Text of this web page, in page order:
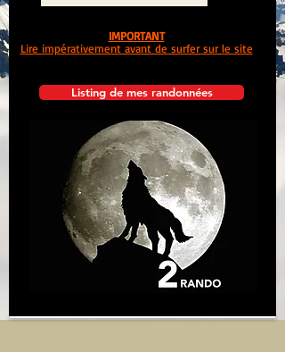
Listing de mes randonnées
IMPORTANT
Lire impérativement avant de surfer sur le site